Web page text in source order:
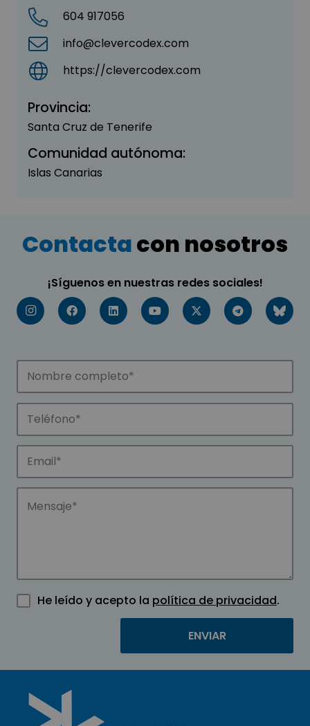
604 917056
info@clevercodex.com
https://clevercodex.com
Provincia:
Santa Cruz de Tenerife
Comunidad autónoma:
Islas Canarias
Contactacon nosotros
¡Síguenos en nuestras redes sociales!
He leído y acepto la política de privacidad.